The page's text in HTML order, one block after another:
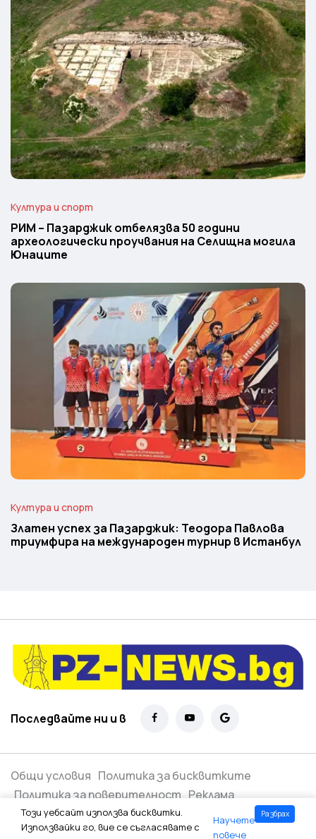
Култура и спорт
РИМ – Пазарджик отбелязва 50 години
археологически проучвания на Селищна могила
Юнаците
Култура и спорт
Златен успех за Пазарджик: Теодора Павлова
триумфира на международен турнир в Истанбул
Последвайте ни и в
Общи условия Политика за бисквитките
Политика за поверителност Реклама
Всички права запазени ©2026
Този уебсайт използва бисквитки.
Използвайки го, вие се съгласявате с
Научете
повече
Разбрах